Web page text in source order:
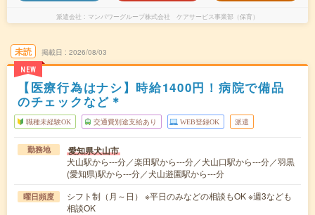
派遣会社 マンパワーグループ株式会社 ケアサービス事業部（保育）
未読
NEW
掲載日 2026/08/03
【医療行為はナシ】時給1400円！病院で備品
のチェックなど＊
職種未経験OK 交通費別途支給あり WEB登録OK 派遣
勤務地 愛知県犬山市
犬山駅から---分／楽田駅から---分／犬山口駅から---分／羽黒
(愛知県)駅から---分／犬山遊園駅から---分
曜日頻度
シフト制（月～日） ※平日のみなどの相談もOK ※週3なども
相談OK